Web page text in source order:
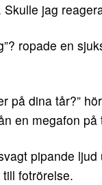
jag
ropade en
på dina tår?”
en megafon
pipande
fotrörelse.